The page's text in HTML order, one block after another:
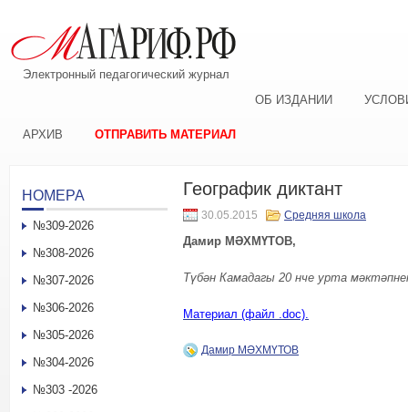
Электронный педагогический журнал
ОБ ИЗДАНИИ
АРХИВ ОТПРАВИТЬ МАТЕРИАЛ
Географик диктант
30.05.2015 Средняя школа
Дамир МӘХМҮТОВ,
Түбән Камадагы 20 нче урта
Материал (файл .doc).
Дамир МӘХМҮТОВ
НОМЕРА
№309-2026
№308-2026
№307-2026
№306-2026
№305-2026
№304-2026
№303 -2026